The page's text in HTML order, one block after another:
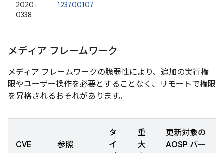
2020-
0338
123700107
メディア フレームワーク
メディア フレームワークの脆弱性により、追加の実行権
限やユーザー操作を必要とすることなく、リモートで権限
を昇格されるおそれがあります。
CVE 参照
タ
イ
重
大
更新対象の
AOSP バー